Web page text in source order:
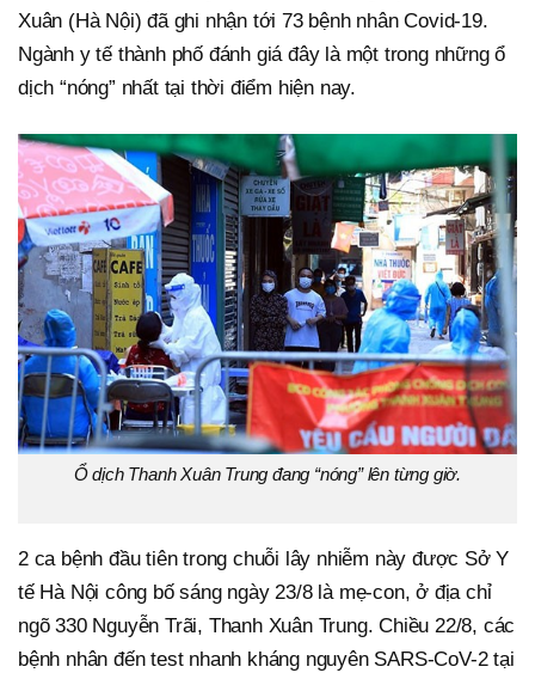
Xuân (Hà Nội) đã ghi nhận tới 73 bệnh nhân Covid-19.
Ngành y tế thành phố đánh giá đây là một trong những ổ
dịch “nóng” nhất tại thời điểm hiện nay.
Ổ dịch Thanh Xuân Trung đang “nóng” lên từng giờ.
2 ca bệnh đầu tiên trong chuỗi lây nhiễm này được Sở Y
tế Hà Nội công bố sáng ngày 23/8 là mẹ-con, ở địa chỉ
ngõ 330 Nguyễn Trãi, Thanh Xuân Trung. Chiều 22/8, các
bệnh nhân đến test nhanh kháng nguyên SARS-CoV-2 tại